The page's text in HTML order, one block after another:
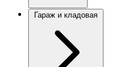
Гараж и кладовая